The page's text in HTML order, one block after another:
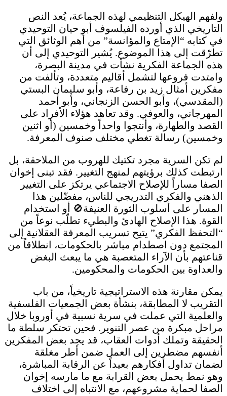
ولفهم الهيكل التنظيمي لهذه الجماعة، يُعد النص
التاريخي الذي أورده الفيلسوف أبو حيان التوحيدي
في كتابه “الإمتاع والمؤانسة” من أهم الوثائق التي
تطرّقت إلى هذا الموضوع. يُشير التوحيدي إلى أن
هذه الجماعة الفكرية نشأت في مدينة البصرة،
وامتدت فروعها لتشمل أقاليم متعددة، وتألفت من
مفكرين أمثال زيد بن رفاعة، وأبو سليمان البستي
(المقدسي)، وأبو الحسن الزنجاني، وأبو أحمد
المهرجاني، والعوفي. وقد تعاهد هؤلاء الأفراد على
القصد والطهارة، وأنتجوا واحداً وخمسين (أو اثنين
وخمسين) رسالة تغطي مختلف صنوف المعرفة.
لم تكن السرية مجرد تكتيك للهروب من الملاحقة، بل
ارتبطت كذلك برؤيتهم لمنهج التغيير. فقد تبنى إخوان
الصفا مساراً للإصلاح الاجتماعي يرتكز على التغيير
الذهني والفكري التدريجي للناس، مفضّلين هذا
المسار على أسلوب الثورة العنيفة🚫 أو استخدام
القوة. هذا الإصلاح الهادئ والبطيء تطلّب نوعاً من
“التحفظ الفكري” يتيح تسريب المعرفة العقلانية إلى
المجتمع دون اصطدام مباشر بالحكومات، انطلاقاً من
قناعتهم بأن الآراء المتعصبة هي ما يبعث البغض
والعداوة بين الحكومات والمحكومين.
يمكن مقارنة هذه الاستراتيجية تاريخياً، من باب
التقريب لا المطابقة، بنشأة بعض الجمعيات الفلسفية
والعلمية التي عملت في سرية نسبية في أوروبا خلال
مراحل مبكرة من عصر التنوير. فحين تحتكر سلطة ما
الحقيقة وتملك أدوات العقاب، قد يجد بعض المفكرين
أنفسهم مضطرين إلى العمل ضمن أطر مغلقة
لضمان تداول أفكارهم بعيداً عن الرقابة المباشرة،
وهو نمط يحمل بعض القرابة مع ما مارسه إخوان
الصفا لحماية مشروعهم، مع الانتباه إلى اختلاف